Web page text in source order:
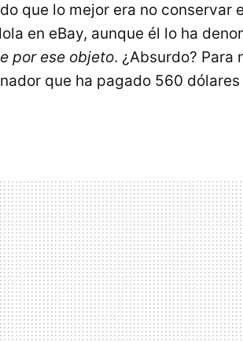
que lo mejor era no conservar
en eBay, aunque él lo ha
por ese objeto. ¿Absurdo? Para
que ha pagado 560